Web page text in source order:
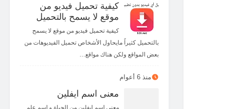
كيفية تحميل فيديو من
موقع لا يسمح بالتحميل
كيفية تحميل فيديو من موقع لا يسمح
بالتحميل كثيراً مايحاول الأشخاص تحميل الفيديوهات من
بعض المواقع ولكن هناك مواقع…
منذ 6 أعوام
معنى اسم ايفلين
معنى اسم ايفلين من الحياة و اسم علم